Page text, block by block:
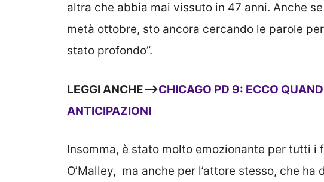
altra che abbia mai vissuto in 47 anni. Anche
metà ottobre, sto ancora cercando le parole
stato profondo”.
LEGGI ANCHE—>CHICAGO PD 9: ECCO
ANTICIPAZIONI
Insomma, è stato molto emozionante per tutti
O’Malley, ma anche per l’attore stesso, che ha